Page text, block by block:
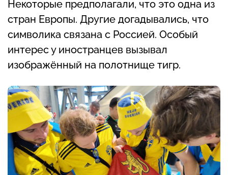
Некоторые предполагали, что это одна из
стран Европы. Другие догадывались, что
символика связана с Россией. Особый
интерес у иностранцев вызывал
изображённый на полотнище тигр.